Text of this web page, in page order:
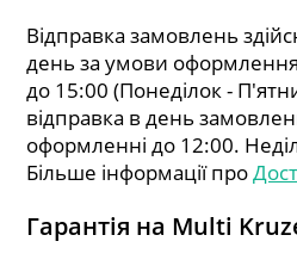
Відправка замовлень
день за умови
до 15:00 (Понеділок -
відправка в день
оформленні до 12:00.
Більше інформації про
Гарантія на Multi